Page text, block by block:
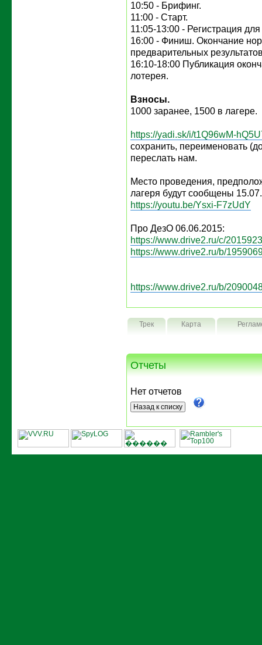
10:50 - Брифинг.
11:00 - Старт.
11:05-13:00 - Регистрация
16:00 - Финиш. Окончание
предварительных
16:10-18:00 Публикация
лотерея.
Взносы.
1000 заранее, 1500 в лагере.
https://yadi.sk/i/t1Q96wM-
сохранить, переименовать
переслать нам.
Место проведения,
лагеря будут сообщены
https://youtu.be/Ysxi-F7zUdY
Про ДезО 06.06.2015:
https://www.drive2.ru/c/
https://www.drive2.ru/b/
https://www.drive2.ru/b/
Трек Карта
Отчеты
Нет отчетов